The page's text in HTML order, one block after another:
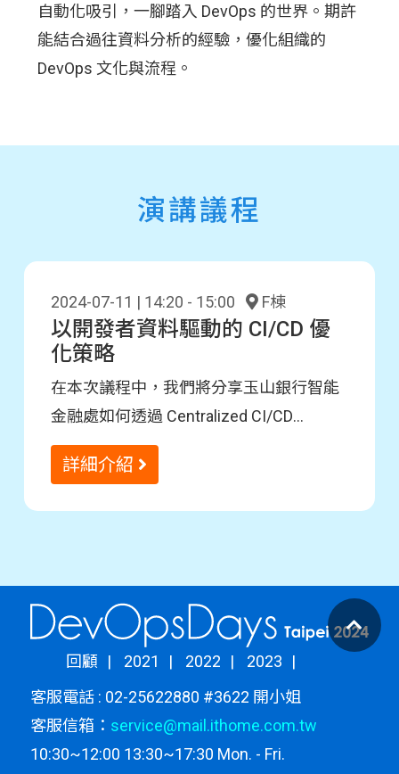
自動化吸引，一腳踏入 DevOps 的世界。期許
能結合過往資料分析的經驗，優化組織的
DevOps 文化與流程。
演講議程
2024-07-11 | 14:20 - 15:00 F棟
以開發者資料驅動的 CI/CD 優
化策略
在本次議程中，我們將分享玉山銀行智能
金融處如何透過 Centralized CI/CD
Pipeline 的架構，協助組織內的資料科學
家及資料工程師以自動化方式交付機器學
由於缺乏量化指標評估內部開發者的使用
情況，維運及優化 CI/CD Pipeline 變得困
難。因此，我們嘗試以開發者的資料作為
探索精進項目，藉此優化 CI/CD Pipeline，
提升組織的自動部署效率與穩健性。
點。
探討如何以開發者的資料為基礎，藉
由資料分析找出隱藏的資訊，提升
CI/CD Pipeline 的效率及穩健性。
介紹如何從不同受眾角度提供觀測指
標，促進管理者、維運人員和開發者
聽眾收穫
深入理解資料分析在 CI/CD 優化中的
關鍵角色：聽眾將學到如何利用資料
詳細介紹
回顧 2021 2022
2023
客服電話 : 02-25622880 #3622 開小姐
客服信箱： service@mail.ithome.com.tw
10:30~12:00 13:30~17:30 Mon. - Fri.